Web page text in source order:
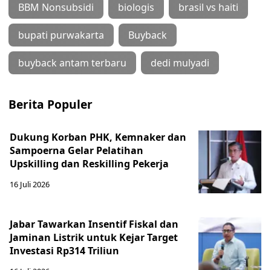
BBM Nonsubsidi biologis brasil vs haiti
bupati purwakarta Buyback
buyback antam terbaru dedi mulyadi
Berita Populer
Dukung Korban PHK, Kemnaker dan
Sampoerna Gelar Pelatihan
Upskilling dan Reskilling Pekerja
16 Juli 2026
Jabar Tawarkan Insentif Fiskal dan
Jaminan Listrik untuk Kejar Target
Investasi Rp314 Triliun